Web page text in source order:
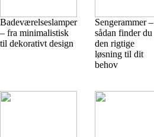
Badeværelseslamper
– fra minimalistisk
til dekorativt design
Sengerammer –
sådan finder du
den rigtige
løsning til dit
behov